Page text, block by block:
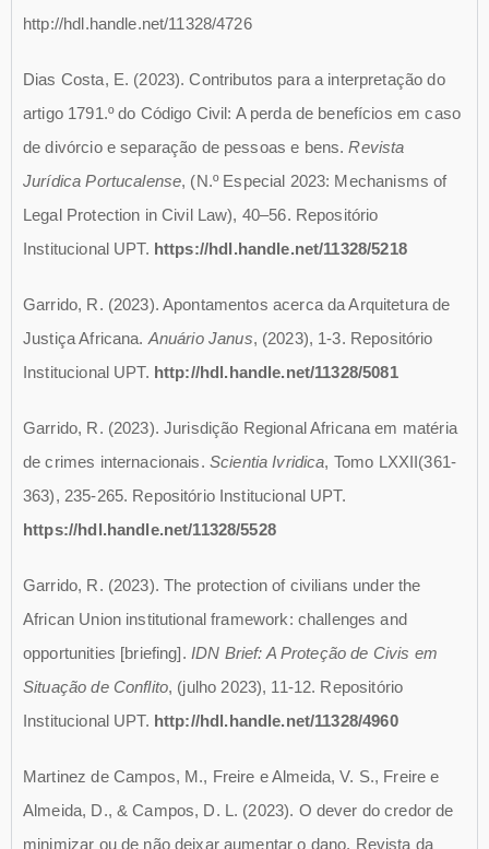
http://hdl.handle.net/11328/4726
Dias Costa, E. (2023). Contributos para a interpretação do
artigo 1791.º do Código Civil: A perda de benefícios em caso
de divórcio e separação de pessoas e bens.Revista
Jurídica Portucalense, (N.º Especial 2023: Mechanisms of
Legal Protection in Civil Law), 40–56. Repositório
Institucional UPT. https://hdl.handle.net/11328/5218
Garrido, R. (2023). Apontamentos acerca da Arquitetura de
Justiça Africana. Anuário Janus, (2023), 1-3. Repositório
Institucional UPT. http://hdl.handle.net/11328/5081
Garrido, R. (2023). Jurisdição Regional Africana em matéria
de crimes internacionais. Scientia Ivridica, Tomo LXXII(361-
363), 235-265. Repositório Institucional UPT.
https://hdl.handle.net/11328/5528
Garrido, R. (2023). The protection of civilians under the
African Union institutional framework: challenges and
opportunities [briefing]. IDN Brief: A Proteção de Civis em
Situação de Conflito, (julho 2023), 11-12. Repositório
Institucional UPT. http://hdl.handle.net/11328/4960
Martinez de Campos, M., Freire e Almeida, V. S., Freire e
Almeida, D., & Campos, D. L. (2023). O dever do credor de
minimizar ou de não deixar aumentar o dano. Revista da